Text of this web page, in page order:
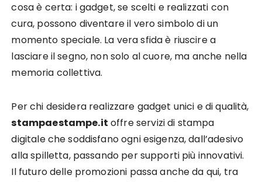
cosa è certa: i gadget, se scelti e realizzati con
cura, possono diventare il vero simbolo di un
momento speciale. La vera sfida è riuscire a
lasciare il segno, non solo al cuore, ma anche nella
memoria collettiva.
Per chi desidera realizzare gadget unici e di qualità,
stampaestampe.it offre servizi di stampa
digitale che soddisfano ogni esigenza, dall’adesivo
alla spilletta, passando per supporti più innovativi.
Il futuro delle promozioni passa anche da qui, tra